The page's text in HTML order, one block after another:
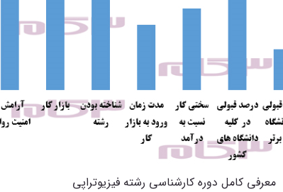
معرفی کامل دوره کارشناسی رشته فیزیوتراپی